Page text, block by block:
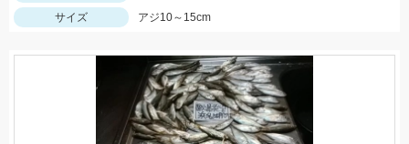
サイズ
アジ10～15cm